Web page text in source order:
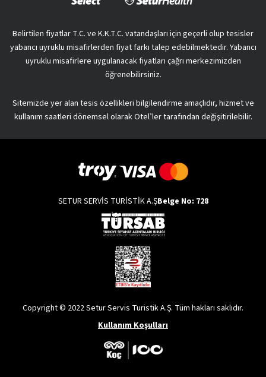
Belirtilen fiyatlar T.C. ve K.K.T.C. vatandaşları için geçerli olup tesisler
yabancı uyruklu misafirlerden fiyat farkı talep edebilmektedir. Yabancı
uyruklu misafirlere uygulanacak fiyatları çağrı merkezimizden
öğrenebilirsiniz.
Sitemizde yer alan tesis özellikleri bilgilendirme amaçlıdır, hizmet ve
kullanım saatleri dönemsel olarak Otel’ler tarafından değişitirilebilir.
SETUR SERVİS TURİSTİK A.ŞBelge No: 728
Copyright © 2022 Setur Servis Turistik A.Ş. Tüm hakları saklıdır.
Kullanım Koşulları